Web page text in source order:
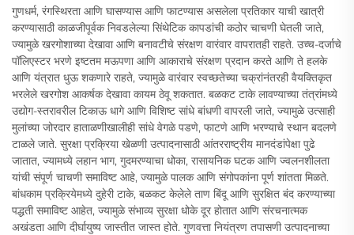
गुणधर्म, रंगस्थिरता आणि घासण्यास आणि फाटण्यास असलेला प्रतिकार याची खात्री
करण्यासाठी काळजीपूर्वक निवडलेल्या सिंथेटिक कापडांची कठोर चाचणी घेतली जाते,
ज्यामुळे खरगोशाच्या देखावा आणि बनावटीचे संरक्षण वारंवार वापरातही राहते. उच्च-दर्जाचे
पॉलिएस्टर भरणे इष्टतम मऊपणा आणि आकाराचे संरक्षण प्रदान करते आणि ते हलके
आणि यंत्रात धुऊ शकणारे राहते, ज्यामुळे वारंवार स्वच्छतेच्या चक्रांनंतरही वैयक्तिकृत
भरलेले खरगोश आकर्षक देखावा कायम ठेवू शकतात. बळकट टाके लावण्याच्या तंत्रांमध्ये
उद्योग-स्तरावरील टिकाऊ धागे आणि विशिष्ट सांधे बांधणी वापरली जाते, ज्यामुळे उत्साही
मुलांच्या जोरदार हाताळणीखालीही सांधे वेगळे पडणे, फाटणे आणि भरण्याचे स्थान बदलणे
टाळले जाते. सुरक्षा प्रक्रिया खेळणी उत्पादनासाठी आंतरराष्ट्रीय मानदंडांपेक्षा पुढे
जातात, ज्यामध्ये लहान भाग, गुदमरण्याचा धोका, रासायनिक घटक आणि ज्वलनशीलता
यांची संपूर्ण चाचणी समाविष्ट आहे, ज्यामुळे पालक आणि संगोपकांना पूर्ण शांतता मिळते.
बांधकाम प्रक्रियेमध्ये दुहेरी टाके, बळकट केलेले ताण बिंदू आणि सुरक्षित बंद करण्याच्या
पद्धती समाविष्ट आहेत, ज्यामुळे संभाव्य सुरक्षा धोके दूर होतात आणि संरचनात्मक
अखंडता आणि दीर्घायुष्य जास्तीत जास्त होते. गुणवत्ता नियंत्रण तपासणी उत्पादनाच्या